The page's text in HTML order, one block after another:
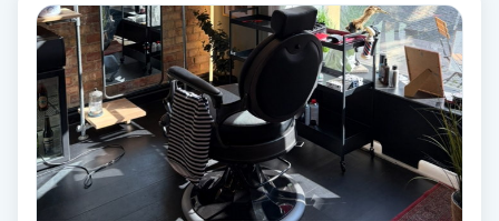
Hudvård
Hyaluronsyra
Hyperhidros